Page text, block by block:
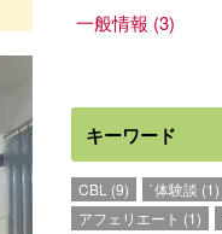
一般情報 (3)
キーワード
CBL (9) `体験談 (1)
アフェリエート (1)